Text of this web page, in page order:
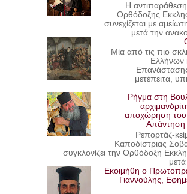
Η
Ορθόδοξης
συνεχίζεται με
μετά την
Μία από τις πιο
Ελλήνων
μετέπειτα,
Ρήγμα στη
αποχώρηση του
Απάντηση
Ρεπορτάζ-
Καποδίστριας
συγκλονίζει την Ορθόδοξη
Εκοιμήθη ο
Γιαννούλης,